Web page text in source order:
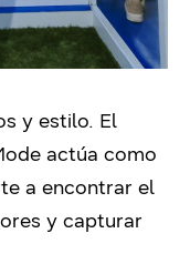
y estilo. El
actúa como
a encontrar el
y capturar